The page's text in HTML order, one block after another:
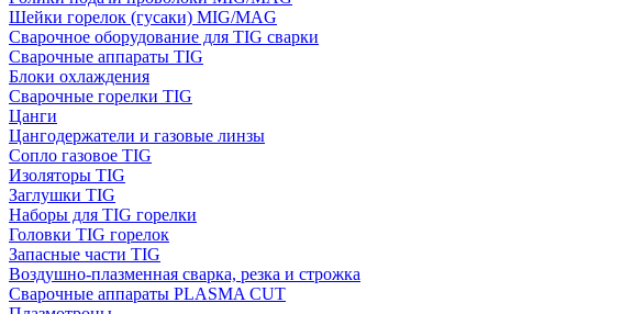
Шейки горелок (гусаки) MIG/MAG
Сварочное оборудование для TIG сварки
Сварочные аппараты TIG
Блоки охлаждения
Сварочные горелки TIG
Цанги
Цангодержатели и газовые линзы
Сопло газовое TIG
Изоляторы TIG
Заглушки TIG
Наборы для TIG горелки
Головки TIG горелок
Запасные части TIG
Воздушно-плазменная сварка, резка и строжка
Сварочные аппараты PLASMA CUT